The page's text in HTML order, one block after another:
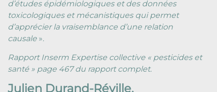
d’études épidémiologiques et des données
toxicologiques et mécanistiques qui permet
d’apprécier la vraisemblance d’une relation
causale ».
Rapport Inserm Expertise collective « pesticides et
santé » page 467 du rapport complet.
Julien Durand-Réville,